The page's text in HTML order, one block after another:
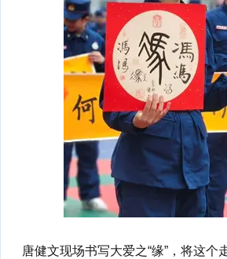
唐健文现场书写大爱之“缘”，将这